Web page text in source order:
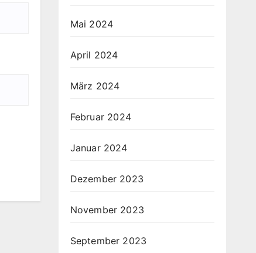
Mai 2024
April 2024
März 2024
Februar 2024
Januar 2024
Dezember 2023
November 2023
September 2023